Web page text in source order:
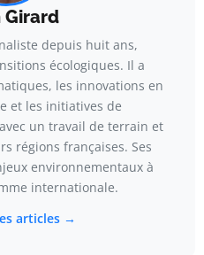
Girard
depuis huit ans,
écologiques. Il a
les innovations en
et les initiatives de
un travail de terrain et
régions françaises. Ses
environnementaux à
internationale.
articles →